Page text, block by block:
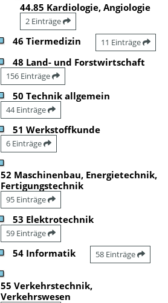
44.85 Kardiologie, Angiologie
2 Einträge
46 Tiermedizin 11 Einträge
48 Land- und Forstwirtschaft
156 Einträge
50 Technik allgemein
44 Einträge
51 Werkstoffkunde
6 Einträge
52 Maschinenbau, Energietechnik,
Fertigungstechnik
95 Einträge
53 Elektrotechnik
59 Einträge
54 Informatik 58 Einträge
55 Verkehrstechnik,
Verkehrswesen